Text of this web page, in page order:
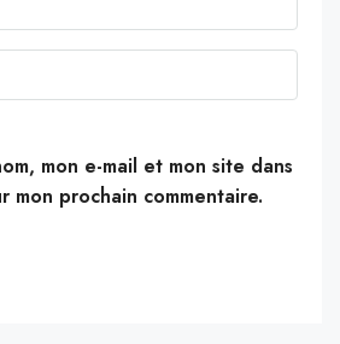
mon e-mail et mon site dans
mon prochain commentaire.